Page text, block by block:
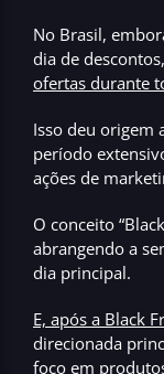
No Brasil,
dia de descontos,
ofertas durante
Isso deu origem
período
ações de
O conceito
abrangendo a
dia principal.
E, após a Black
direcionada
foco em